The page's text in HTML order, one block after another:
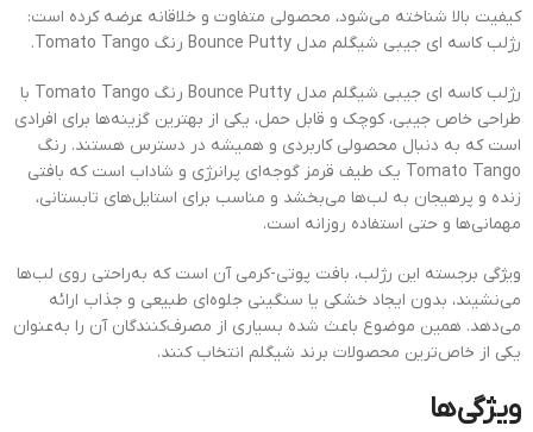
کیفیت بالا شناخته می‌شود، محصولی متفاوت و خلاقانه عرضه کرده است:
رژلب کاسه ای جیبی شیگلم مدل Bounce Putty رنگ Tomato Tango.
رژلب کاسه ای جیبی شیگلم مدل Bounce Putty رنگ Tomato Tango با
طراحی خاص جیبی، کوچک و قابل حمل، یکی از بهترین گزینه‌ها برای افرادی
است که به دنبال محصولی کاربردی و همیشه در دسترس هستند. رنگ
Tomato Tango یک طیف قرمز گوجه‌ای پرانرژی و شاداب است که بافتی
زنده و پرهیجان به لب‌ها می‌بخشد و مناسب برای استایل‌های تابستانی،
مهمانی‌ها و حتی استفاده روزانه است.
ویژگی برجسته این رژلب، بافت پوتی-کرمی آن است که به‌راحتی روی لب‌ها
می‌نشیند، بدون ایجاد خشکی یا سنگینی جلوه‌ای طبیعی و جذاب ارائه
می‌دهد. همین موضوع باعث شده بسیاری از مصرف‌کنندگان آن را به‌عنوان
یکی از خاص‌ترین محصولات برند شیگلم انتخاب کنند.
ویژگی‌ها